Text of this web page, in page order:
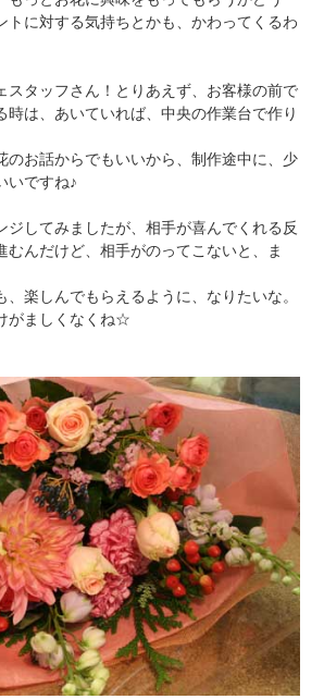
トに対する気持ちとかも、かわってくるわ
スタッフさん！とりあえず、お客様の前で
時は、あいていれば、中央の作業台で作り
のお話からでもいいから、制作途中に、少
いですね♪
ジしてみましたが、相手が喜んでくれる反
むんだけど、相手がのってこないと、ま
楽しんでもらえるように、なりたいな。
がましくなくね☆